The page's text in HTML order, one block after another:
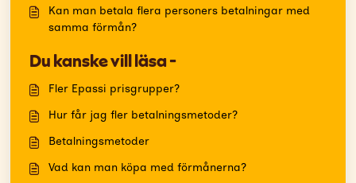
Kan man betala flera personers betalningar med
samma förmån?
Du kanske vill läsa -
Fler Epassi prisgrupper?
Hur får jag fler betalningsmetoder?
Betalningsmetoder
Vad kan man köpa med förmånerna?